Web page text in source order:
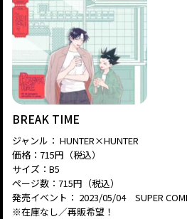
BREAK TIME
ジャンル： HUNTER×HUNTER
価格：715円（税込）
サイズ：B5
ページ数：715円（税込）
発売イベント： 2023/05/04 SUPER
※在庫なし／再販希望！